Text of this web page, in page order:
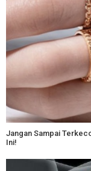
Jangan Sampai
Ini!